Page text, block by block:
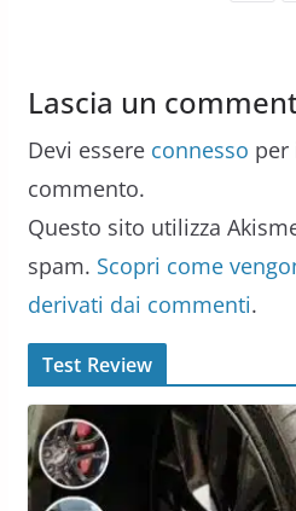
Lascia un
Devi essere connesso per
commento.
Questo sito utilizza
spam. Scopri come
derivati dai commenti.
Test Review